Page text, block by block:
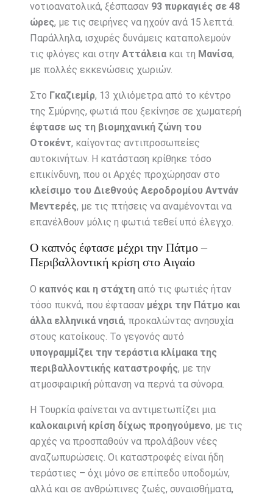
νοτιοανατολικά, ξέσπασαν 93 πυρκαγιές σε 48
ώρες, με τις σειρήνες να ηχούν ανά 15 λεπτά.
Παράλληλα, ισχυρές δυνάμεις καταπολεμούν
τις φλόγες και στην Αττάλειακαι τη Μανίσα,
με πολλές εκκενώσεις χωριών.
Στο Γκαζιεμίρ, 13 χιλιόμετρα από το κέντρο
της Σμύρνης, φωτιά που ξεκίνησε σε χωματερή
έφτασε ως τη βιομηχανική ζώνη του
Οτοκέντ, καίγοντας αντιπροσωπείες
αυτοκινήτων. Η κατάσταση κρίθηκε τόσο
επικίνδυνη, που οι Αρχές προχώρησαν στο
κλείσιμο του Διεθνούς Αεροδρομίου Αντνάν
Μεντερές, με τις πτήσεις να αναμένονται να
επανέλθουν μόλις η φωτιά τεθεί υπό έλεγχο.
Ο καπνός έφτασε μέχρι την Πάτμο –
Περιβαλλοντική κρίση στο Αιγαίο
Ο καπνός και η στάχτηαπό τις φωτιές ήταν
τόσο πυκνά, που έφτασαν μέχρι την Πάτμο και
άλλα ελληνικά νησιά, προκαλώντας ανησυχία
στους κατοίκους. Το γεγονός αυτό
υπογραμμίζει την τεράστια κλίμακα της
περιβαλλοντικής καταστροφής, με την
ατμοσφαιρική ρύπανση να περνά τα σύνορα.
Η Τουρκία φαίνεται να αντιμετωπίζει μια
καλοκαιρινή κρίση δίχως προηγούμενο, με τις
αρχές να προσπαθούν να προλάβουν νέες
αναζωπυρώσεις. Οι καταστροφές είναι ήδη
τεράστιες – όχι μόνο σε επίπεδο υποδομών,
αλλά και σε ανθρώπινες ζωές, συναισθήματα,